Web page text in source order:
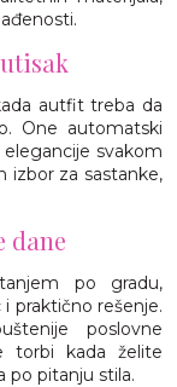
autfit treba da
One automatski
svakom
izbor za sastanke,
dane
po gradu,
praktično rešenje.
poslovne
torbi kada želite
po pitanju stila.